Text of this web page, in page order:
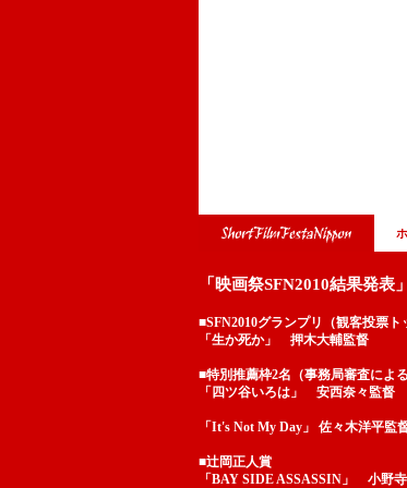
「映画祭SFN2010結果発表」
■SFN2010グランプリ（観客投票ト
「生か死か」 押木大輔監督
■特別推薦枠2名（事務局審査による
「四ツ谷いろは」 安西奈々監督
「It's Not My Day」 佐々木洋平監
■辻岡正人賞
「BAY SIDE ASSASSIN」 小野